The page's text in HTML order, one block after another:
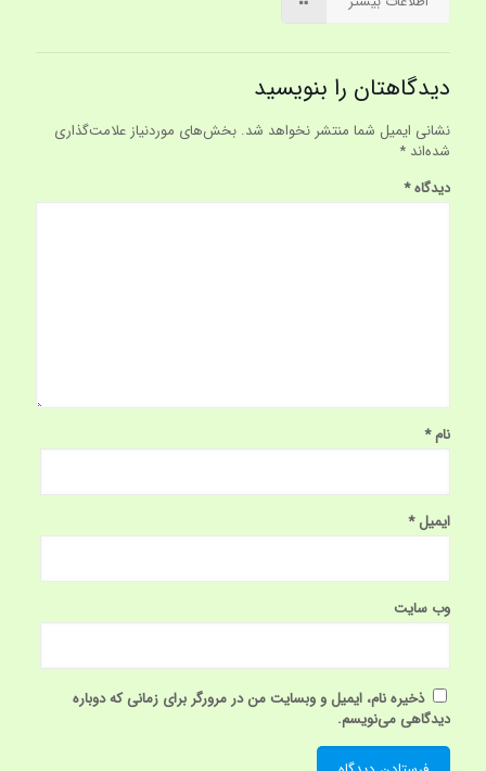
دیدگاهتان را بنویسید
نشانی ایمیل شما منتشر نخواهد شد. بخش‌های موردنیاز علامت‌گذاری
شده‌اند *
دیدگاه*
نام*
ایمیل*
وب‌ سایت
ذخیره نام، ایمیل و وبسایت من در مرورگر برای زمانی که دوباره
دیدگاهی می‌نویسم.